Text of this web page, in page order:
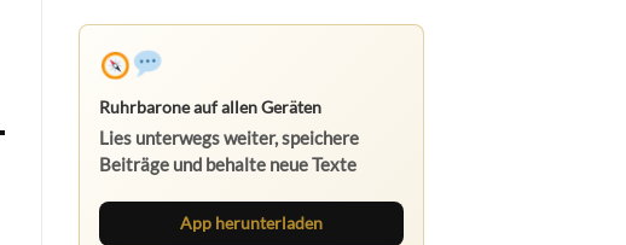
Ruhrbarone auf allen Geräten
Lies unterwegs weiter, speichere
Beiträge und behalte neue Texte
App herunterladen